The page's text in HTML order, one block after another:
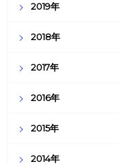
2019年
2018年
2017年
2016年
2015年
2014年